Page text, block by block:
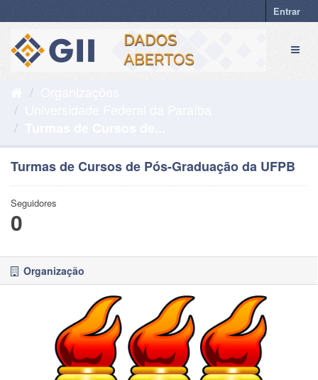
para
conteúdo
Entrar
Turmas de Cursos de Pós-Graduação da UFPB
Seguidores
0
Organização